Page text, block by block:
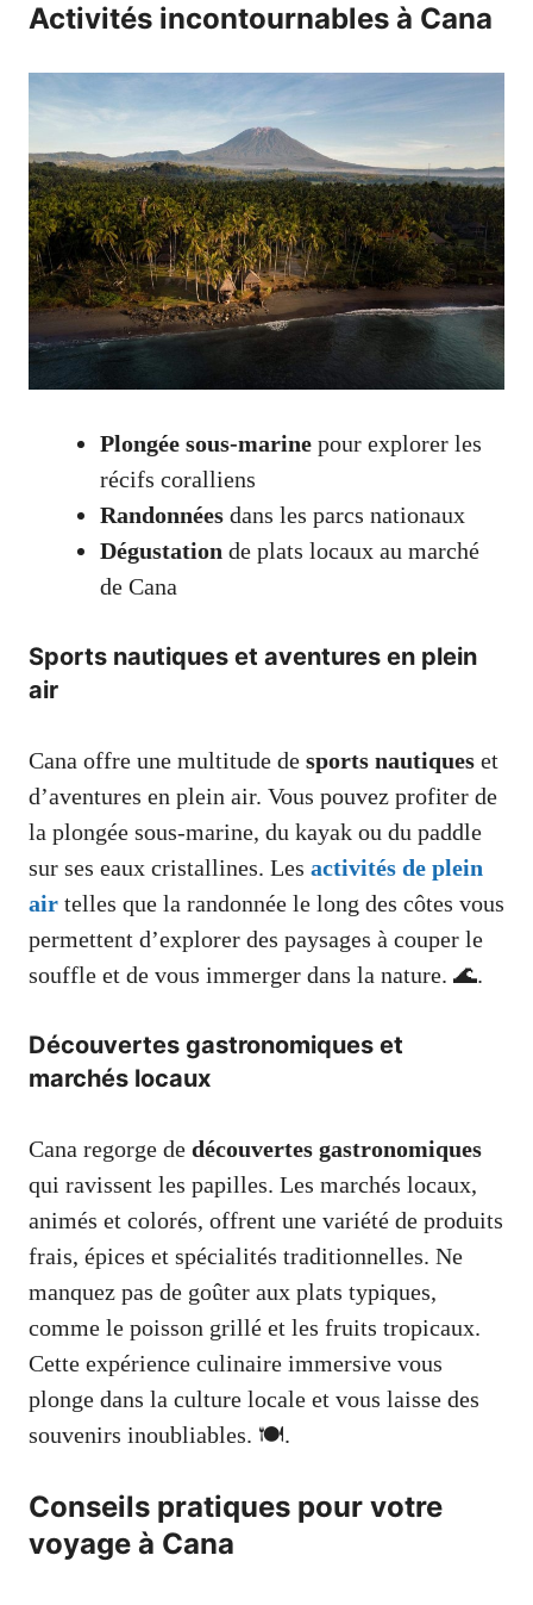
Activités incontournables à Cana
Plongée sous-marine pour explorer les
récifs coralliens
Randonnées dans les parcs nationaux
Dégustation de plats locaux au marché
de Cana
Sports nautiques et aventures en plein
air
Cana offre une multitude de sports nautiques et
d’aventures en plein air. Vous pouvez profiter de
la plongée sous-marine, du kayak ou du paddle
sur ses eaux cristallines. Les activités de plein
air telles que la randonnée le long des côtes vous
permettent d’explorer des paysages à couper le
souffle et de vous immerger dans la nature. 🌊.
Découvertes gastronomiques et
marchés locaux
Cana regorge de découvertes gastronomiques
qui ravissent les papilles. Les marchés locaux,
animés et colorés, offrent une variété de produits
frais, épices et spécialités traditionnelles. Ne
manquez pas de goûter aux plats typiques,
comme le poisson grillé et les fruits tropicaux.
Cette expérience culinaire immersive vous
plonge dans la culture locale et vous laisse des
souvenirs inoubliables. 🍽️.
Conseils pratiques pour votre
voyage à Cana